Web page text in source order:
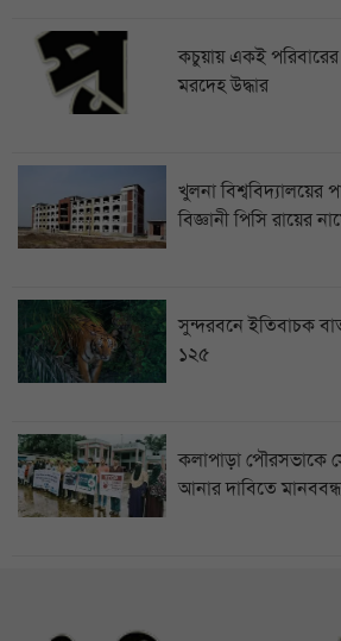
কচুয়ায় একই
মরদেহ উদ্ধার
খুলনা বিশ্ববিদ্যালয়ের
বিজ্ঞানী পিসি রায়ের
সুন্দরবনে ইতিবাচক
১২৫
কলাপাড়া পৌরসভাকে
আনার দাবিতে